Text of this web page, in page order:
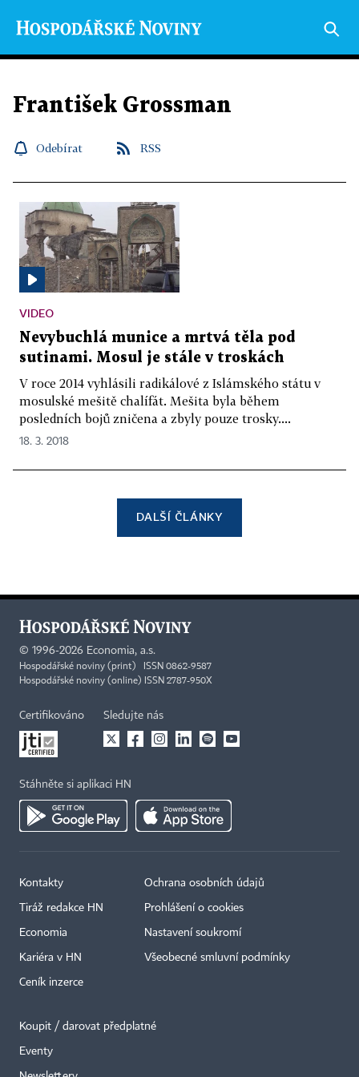
František Grossman
Odebírat RSS
VIDEO
Nevybuchlá munice a mrtvá těla pod
sutinami. Mosul je stále v troskách
V roce 2014 vyhlásili radikálové z Islámského státu v
mosulské mešitě chalífát. Mešita byla během
posledních bojů zničena a zbyly pouze trosky....
18. 3. 2018
DALŠÍ ČLÁNKY
© 1996-2026 Economia, a.s.
Hospodářské noviny (print) ISSN 0862-9587
Hospodářské noviny (online) ISSN 2787-950X
Certifikováno Sledujte nás
Stáhněte si aplikaci HN
Kontakty
Tiráž redakce HN
Economia
Kariéra v HN
Ceník inzerce
Ochrana osobních údajů
Prohlášení o cookies
Nastavení soukromí
Všeobecné smluvní podmínky
Koupit / darovat předplatné
Eventy